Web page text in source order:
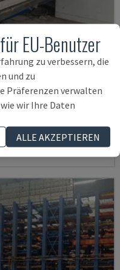
19.000 €
EU-Benutzer
zu verbessern, die
und zu
Präferenzen verwalten
wir Ihre Daten
ALLE AKZEPTIEREN